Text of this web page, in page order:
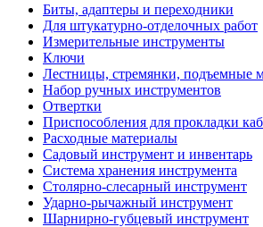
Биты, адаптеры и переходники
Для штукатурно-отделочных работ
Измерительные инструменты
Ключи
Лестницы, стремянки, подъемные
Набор ручных инструментов
Отвертки
Приспособления для прокладки
Расходные материалы
Садовый инструмент и инвентарь
Система хранения инструмента
Столярно-слесарный инструмент
Ударно-рычажный инструмент
Шарнирно-губцевый инструмент